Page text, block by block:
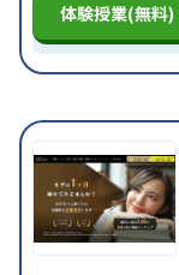
体験授業(無料)